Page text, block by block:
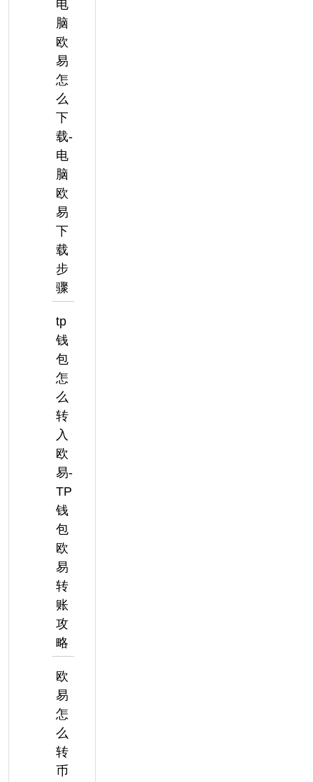
电
脑
欧
易
怎
么
下
载-
电
脑
欧
易
下
载
步
骤
tp
钱
包
怎
么
转
入
欧
易-
TP
钱
包
欧
易
转
账
攻
略
欧
易
怎
么
转
币